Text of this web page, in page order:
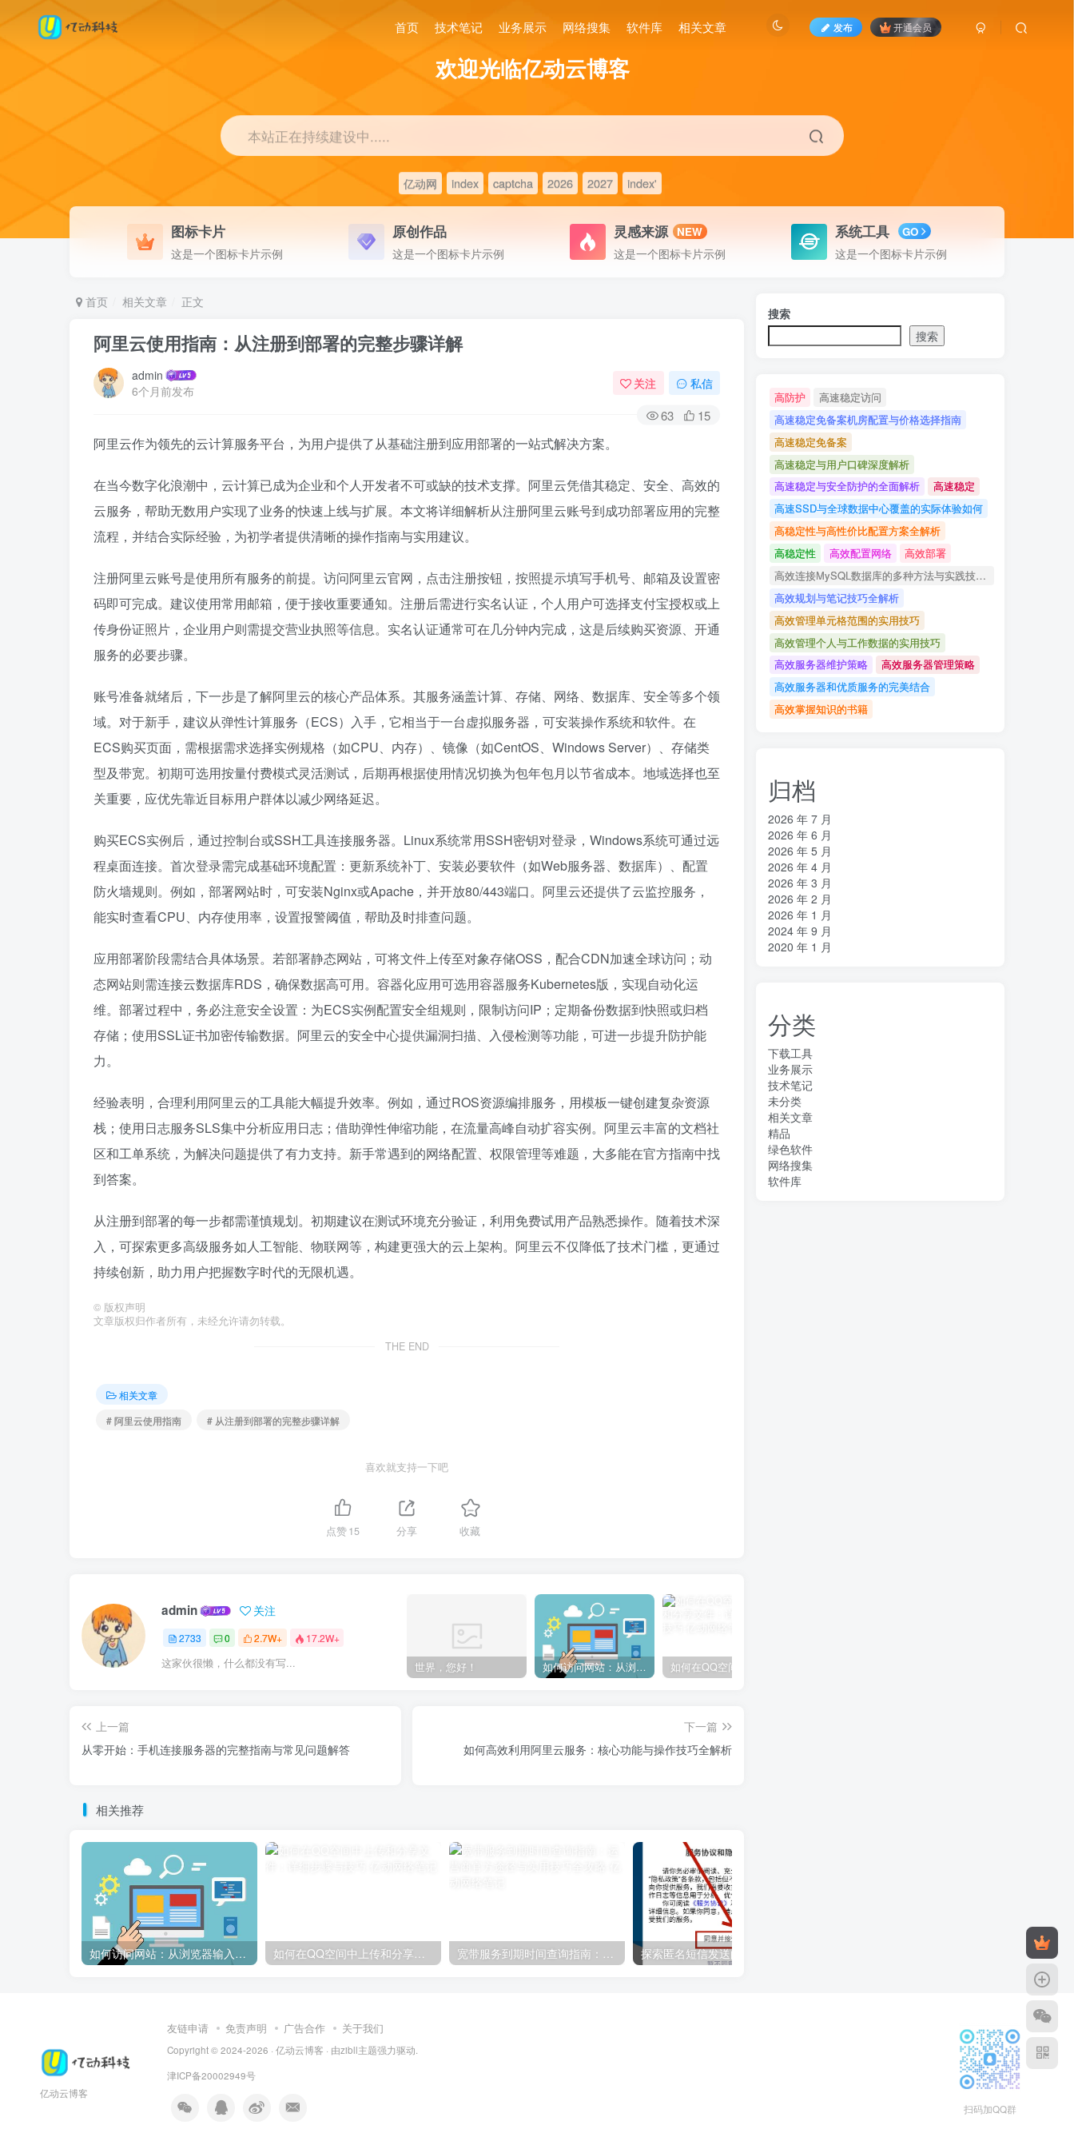
发布 开通会员
首页 技术笔记 业务展示 网络搜集 软件库 相关文章
欢迎光临亿动云博客
本站正在持续建设中.....
亿动网 index captcha 2026 2027 index'
图标卡片
这是一个图标卡片示例
原创作品
这是一个图标卡片示例
灵感来源 NEW
这是一个图标卡片示例
系统工具 GO
这是一个图标卡片示例
首页 相关文章 正文
阿里云使用指南：从注册到部署的完整步骤详解
admin
6个月前发布
关注 私信
63 15
阿里云作为领先的云计算服务平台，为用户提供了从基础注册到应用部署的一站式解决方案。
在当今数字化浪潮中，云计算已成为企业和个人开发者不可或缺的技术支撑。阿里云凭借其稳定、安全、高效的
云服务，帮助无数用户实现了业务的快速上线与扩展。本文将详细解析从注册阿里云账号到成功部署应用的完整
流程，并结合实际经验，为初学者提供清晰的操作指南与实用建议。
注册阿里云账号是使用所有服务的前提。访问阿里云官网，点击注册按钮，按照提示填写手机号、邮箱及设置密
码即可完成。建议使用常用邮箱，便于接收重要通知。注册后需进行实名认证，个人用户可选择支付宝授权或上
传身份证照片，企业用户则需提交营业执照等信息。实名认证通常可在几分钟内完成，这是后续购买资源、开通
服务的必要步骤。
账号准备就绪后，下一步是了解阿里云的核心产品体系。其服务涵盖计算、存储、网络、数据库、安全等多个领
域。对于新手，建议从弹性计算服务（ECS）入手，它相当于一台虚拟服务器，可安装操作系统和软件。在
ECS购买页面，需根据需求选择实例规格（如CPU、内存）、镜像（如CentOS、Windows Server）、存储类
型及带宽。初期可选用按量付费模式灵活测试，后期再根据使用情况切换为包年包月以节省成本。地域选择也至
关重要，应优先靠近目标用户群体以减少网络延迟。
购买ECS实例后，通过控制台或SSH工具连接服务器。Linux系统常用SSH密钥对登录，Windows系统可通过远
程桌面连接。首次登录需完成基础环境配置：更新系统补丁、安装必要软件（如Web服务器、数据库）、配置
防火墙规则。例如，部署网站时，可安装Nginx或Apache，并开放80/443端口。阿里云还提供了云监控服务，
能实时查看CPU、内存使用率，设置报警阈值，帮助及时排查问题。
应用部署阶段需结合具体场景。若部署静态网站，可将文件上传至对象存储OSS，配合CDN加速全球访问；动
态网站则需连接云数据库RDS，确保数据高可用。容器化应用可选用容器服务Kubernetes版，实现自动化运
维。部署过程中，务必注意安全设置：为ECS实例配置安全组规则，限制访问IP；定期备份数据到快照或归档
存储；使用SSL证书加密传输数据。阿里云的安全中心提供漏洞扫描、入侵检测等功能，可进一步提升防护能
力。
经验表明，合理利用阿里云的工具能大幅提升效率。例如，通过ROS资源编排服务，用模板一键创建复杂资源
栈；使用日志服务SLS集中分析应用日志；借助弹性伸缩功能，在流量高峰自动扩容实例。阿里云丰富的文档社
区和工单系统，为解决问题提供了有力支持。新手常遇到的网络配置、权限管理等难题，大多能在官方指南中找
到答案。
从注册到部署的每一步都需谨慎规划。初期建议在测试环境充分验证，利用免费试用产品熟悉操作。随着技术深
入，可探索更多高级服务如人工智能、物联网等，构建更强大的云上架构。阿里云不仅降低了技术门槛，更通过
持续创新，助力用户把握数字时代的无限机遇。
© 版权声明
文章版权归作者所有，未经允许请勿转载。
THE END
相关文章
# 阿里云使用指南
# 从注册到部署的完整步骤详解
喜欢就支持一下吧
点赞15 分享 收藏
admin 关注
2733 0 2.7W+ 17.2W+
这家伙很懒，什么都没有写... 世界，您好！ 如何访问网站：从浏览器输入到页面加载的完整步骤详解
上一篇
从零开始：手机连接服务器的完整指南与常见问题解答
下一篇
如何高效利用阿里云服务：核心功能与操作技巧全解析
相关推荐
如何访问网站：从浏览器输入到页面加载的完整步骤详解
搜索
搜索
高防护
高速稳定访问
高速稳定免备案机房配置与价格选择指南
高速稳定免备案
高速稳定与用户口碑深度解析
高速稳定与安全防护的全面解析
高速稳定
高速SSD与全球数据中心覆盖的实际体验如何
高稳定性与高性价比配置方案全解析
高稳定性
高效配置网络
高效部署
高效连接MySQL数据库的多种方法与实践技巧详解
高效规划与笔记技巧全解析
高效管理单元格范围的实用技巧
高效管理个人与工作数据的实用技巧
高效服务器维护策略
高效服务器管理策略
高效服务器和优质服务的完美结合
高效掌握知识的书籍
归档
2026 年 7 月
2026 年 6 月
2026 年 5 月
2026 年 4 月
2026 年 3 月
2026 年 2 月
2026 年 1 月
2024 年 9 月
2020 年 1 月
分类
下载工具
业务展示
技术笔记
未分类
相关文章
精品
绿色软件
网络搜集
软件库
亿动云博客
友链申请 免责声明 广告合作 关于我们
Copyright © 2024-2026 · 亿动云博客 · 由zibll主题强力驱动.
津ICP备20002949号
扫码加QQ群